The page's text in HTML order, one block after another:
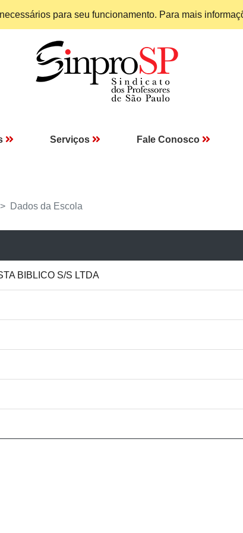
para seu funcionamento. Para mais
Serviços Fale Conosco
Dados da Escola
BIBLICO S/S LTDA